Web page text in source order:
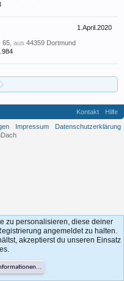
1.April.2020
65, aus 44359 Dortmund
Kontakt
Hilfe
Impressum
Datenschutzerklärung
zu personalisieren, diese deiner
angemeldet zu halten.
akzeptierst du unseren Einsatz